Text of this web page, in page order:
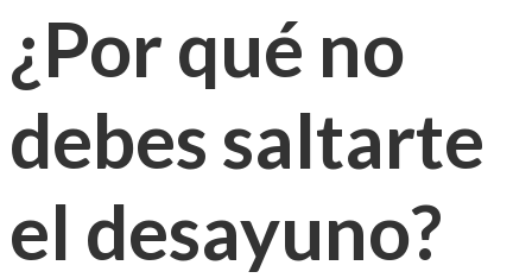
¿Por qué no
debes saltarte
el desayuno?